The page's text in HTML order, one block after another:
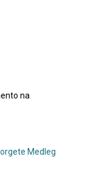
na
Medleg